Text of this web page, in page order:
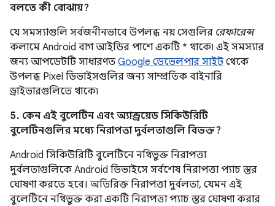
বলতে কী বোঝায়?
যে সমস্যাগুলি সর্বজনীনভাবে উপলব্ধ নয় সেগুলির রেফারেন্স
কলামে Android বাগ আইডির পাশে একটি * থাকে৷ এই সমস্যার
জন্য আপডেটটি সাধারণত Google ডেভেলপার সাইট থেকে
উপলব্ধ Pixel ডিভাইসগুলির জন্য সাম্প্রতিক বাইনারি
ড্রাইভারগুলিতে থাকে৷
5. কেন এই বুলেটিন এবং অ্যান্ড্রয়েড সিকিউরিটি
বুলেটিনগুলির মধ্যে নিরাপত্তা দুর্বলতাগুলি বিভক্ত?
Android সিকিউরিটি বুলেটিনে নথিভুক্ত নিরাপত্তা
দুর্বলতাগুলিকে Android ডিভাইসে সর্বশেষ নিরাপত্তা প্যাচ স্তর
ঘোষণা করতে হবে। অতিরিক্ত নিরাপত্তা দুর্বলতা, যেমন এই
বুলেটিনে নথিভুক্ত করা একটি নিরাপত্তা প্যাচ স্তর ঘোষণা করার